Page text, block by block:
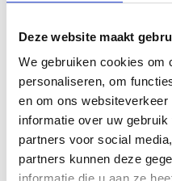
Deze website maakt
We gebruiken cookies om
personaliseren, om
en om ons
informatie over uw
partners voor social
partners kunnen deze
Aantal